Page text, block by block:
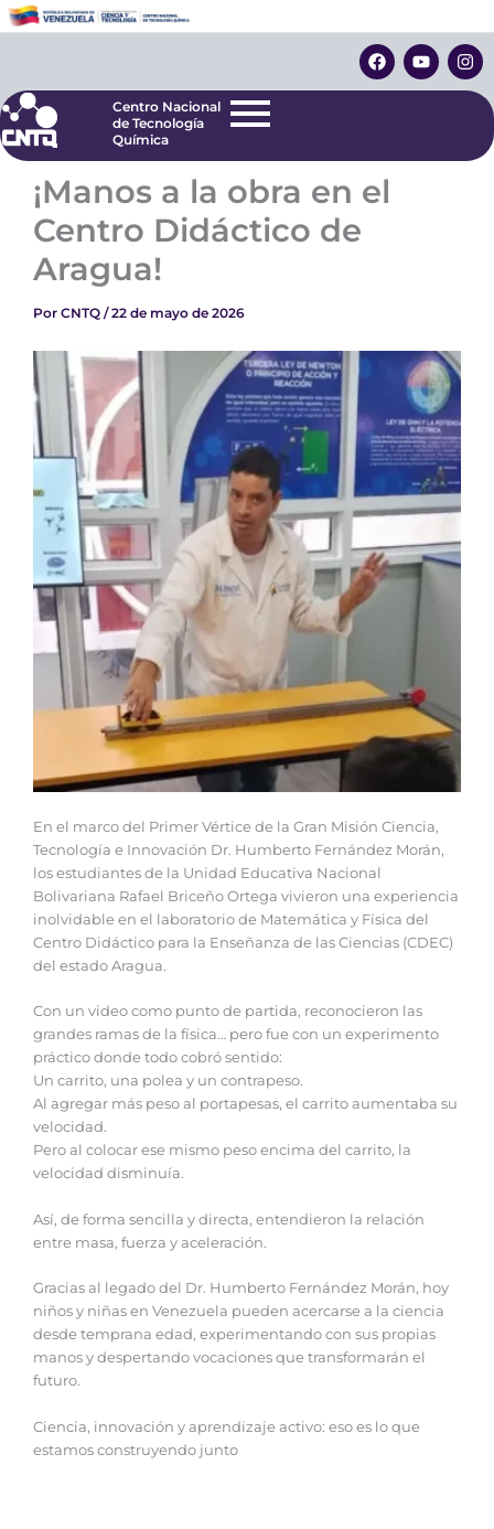
al
F
a
c
o
k
Y
o
u
e
I
n
s
r
Centro Nacional
de Tecnología
Centro Nacional
de Tecnología
Química
¡Manos a la obra en el
Centro Didáctico de
Aragua!
Por CNTQ /22 de mayo de 2026
En el marco del Primer Vértice de la Gran Misión Ciencia,
Tecnología e Innovación Dr. Humberto Fernández Morán,
los estudiantes de la Unidad Educativa Nacional
Bolivariana Rafael Briceño Ortega vivieron una experiencia
inolvidable en el laboratorio de Matemática y Física del
Centro Didáctico para la Enseñanza de las Ciencias (CDEC)
del estado Aragua.
Con un video como punto de partida, reconocieron las
grandes ramas de la física… pero fue con un experimento
práctico donde todo cobró sentido:
Un carrito, una polea y un contrapeso.
Al agregar más peso al portapesas, el carrito aumentaba su
velocidad.
Pero al colocar ese mismo peso encima del carrito, la
velocidad disminuía.
Así, de forma sencilla y directa, entendieron la relación
entre masa, fuerza y aceleración.
Gracias al legado del Dr. Humberto Fernández Morán, hoy
niños y niñas en Venezuela pueden acercarse a la ciencia
desde temprana edad, experimentando con sus propias
manos y despertando vocaciones que transformarán el
futuro.
Ciencia, innovación y aprendizaje activo: eso es lo que
estamos construyendo junto